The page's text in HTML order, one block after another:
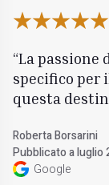
La passione
specifico per
questa
Roberta Borsarini
Pubblicato a luglio
Google